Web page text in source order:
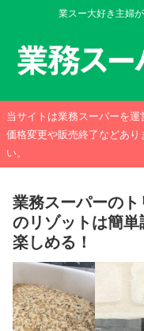
業スー大好き主婦
当サイトは業務スーパーを運
価格変更や販売終了などあ
い。
業務スーパーの
のリゾットは簡
楽しめる！